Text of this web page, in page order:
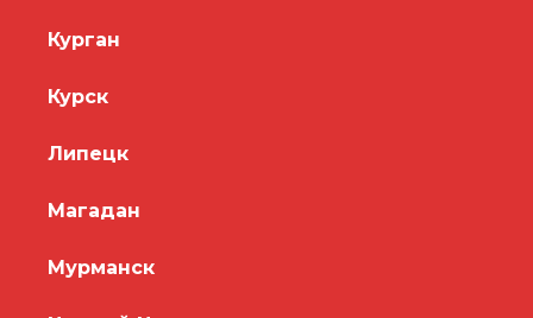
Курган
Курск
Липецк
Магадан
Мурманск